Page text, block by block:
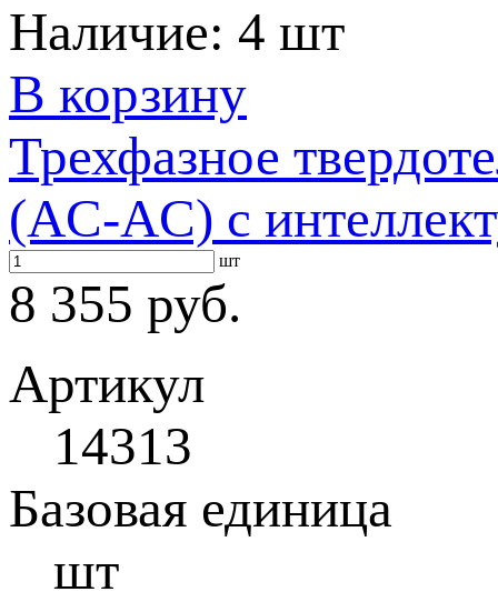
Наличие: 4 шт
В корзину
Трехфазное
(AC-AC) с
шт
8 355 руб.
Артикул
14313
Базовая единица
шт